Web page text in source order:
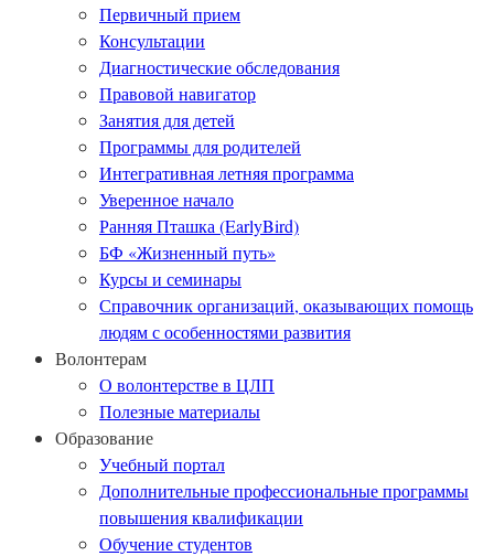
Первичный прием
Консультации
Диагностические обследования
Правовой навигатор
Занятия для детей
Программы для родителей
Интегративная летняя программа
Уверенное начало
Ранняя Пташка (EarlyBird)
БФ «Жизненный путь»
Курсы и семинары
Справочник организаций, оказывающих помощь
людям с особенностями развития
Волонтерам
О волонтерстве в ЦЛП
Полезные материалы
Образование
Учебный портал
Дополнительные профессиональные программы
повышения квалификации
Обучение студентов